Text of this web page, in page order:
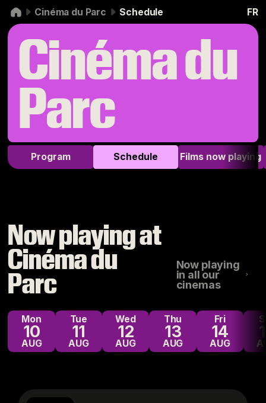
Skip to navigation
Skip to content
Cinéma du Parc Schedule FR
Cinéma du
Parc
Program Schedule Films now playing
Now playing at
Cinéma du
Parc
Now playing
in all our
cinemas
Mon
10
AUG
Tue
11
AUG
Wed
12
AUG
Thu
13
AUG
Fri
14
AUG